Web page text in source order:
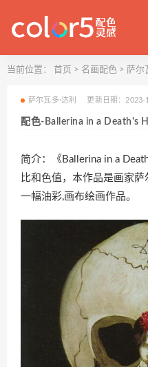
当前位置： 首页 > 名画配色 > 萨尔
萨尔瓦多·达利 更新日期：2023-
配色-Ballerina in a Death's
简介：《Ballerina in a
比和色值，本作品是画家
一幅油彩,画布绘画作品。